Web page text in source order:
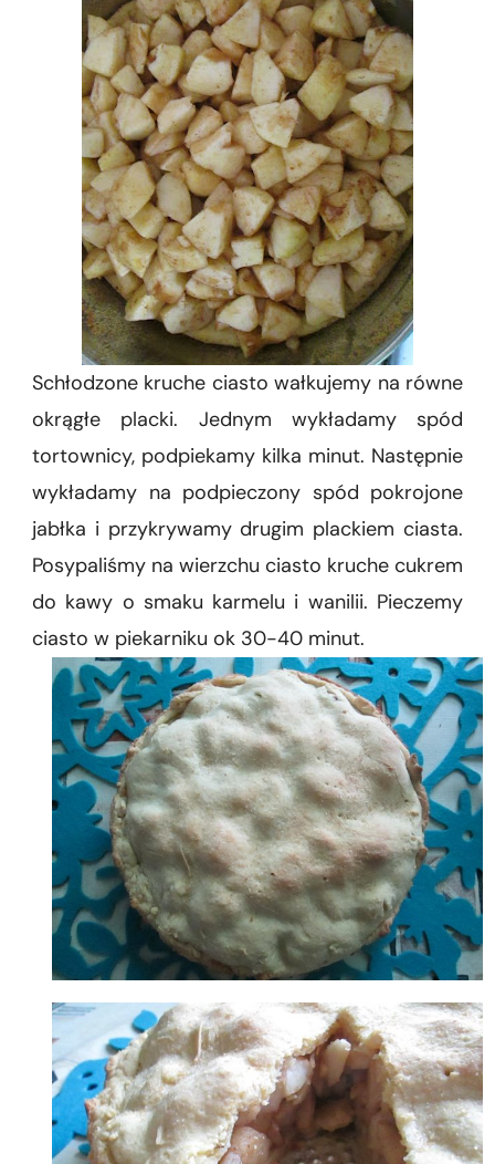
Schłodzone kruche ciasto wałkujemy na równe
okrągłe placki. Jednym wykładamy spód
tortownicy, podpiekamy kilka minut. Następnie
wykładamy na podpieczony spód pokrojone
jabłka i przykrywamy drugim plackiem ciasta.
Posypaliśmy na wierzchu ciasto kruche cukrem
do kawy o smaku karmelu i wanilii. Pieczemy
ciasto w piekarniku ok 30-40 minut.